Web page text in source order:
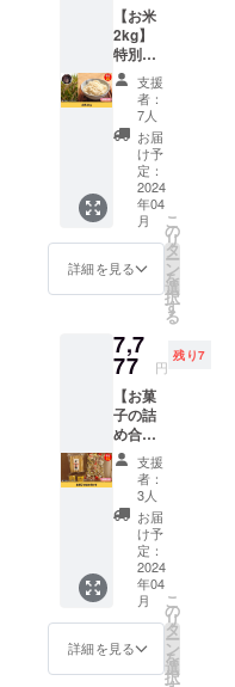
が楽し
め頭を
スッキ
リさせ
たいと
きや気
分を落
ち着け
たい時
におす
すめの
ブレン
ドの
「Shin-
」の2種
す。 ＜
こんな
方にお
すすめ
＞ ・安
全安心
なハー
ティー
を飲み
たい方
・珍し
いブレ
ンドの
ハーブ
を試し
たい方
専業れ
んこん
農家
「ルパ
ファー
ム」さ
んで手
塩にか
けて化
学肥
料、薬
品不使
用の美
井川が
自ら手
で掘り
上げま
す。 皮
付きの
ままグ
リルし
ても蒸
しても
食べら
れる、
甘みを
感じる
れんこ
んで
す。
【お米
2kg】
特別栽
培農産
物のお
米2kgを
お届け
しま
す。 岐
阜県関
市で自
然栽培
でお米
作りを
してい
るコ
ティ
「ライ
オンの
隠れ
家」さ
んに
助っ人
として
関わっ
ている
ばばっ
ちを応
援する
「がん
ばろ
う！米
作り」
支援
者：
7人
お届
け予
定：
2024
年04
月
詳細を見る
こ
の
リ
タ
ー
ン
を
選
択
す
る
7,7
77 円
残り7
【お菓
子の詰
め合わ
せ】 七
宗町の
各お店
屋さん
でセレ
クトし
たお菓
子の詰
め合わ
せを1個
お届け
しま
す。
支援
者：
3人
お届
け予
定：
2024
年04
月
詳細を見る
こ
の
リ
タ
ー
ン
を
選
択